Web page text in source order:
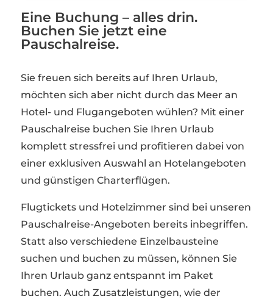
Eine Buchung – alles drin.
Buchen Sie jetzt eine
Pauschalreise.
Sie freuen sich bereits auf Ihren Urlaub,
möchten sich aber nicht durch das Meer an
Hotel- und Flugangeboten wühlen? Mit einer
Pauschalreise buchen Sie Ihren Urlaub
komplett stressfrei und profitieren dabei von
einer exklusiven Auswahl an Hotelangeboten
und günstigen Charterflügen.
Flugtickets und Hotelzimmer sind bei unseren
Pauschalreise-Angeboten bereits inbegriffen.
Statt also verschiedene Einzelbausteine
suchen und buchen zu müssen, können Sie
Ihren Urlaub ganz entspannt im Paket
buchen. Auch Zusatzleistungen, wie der